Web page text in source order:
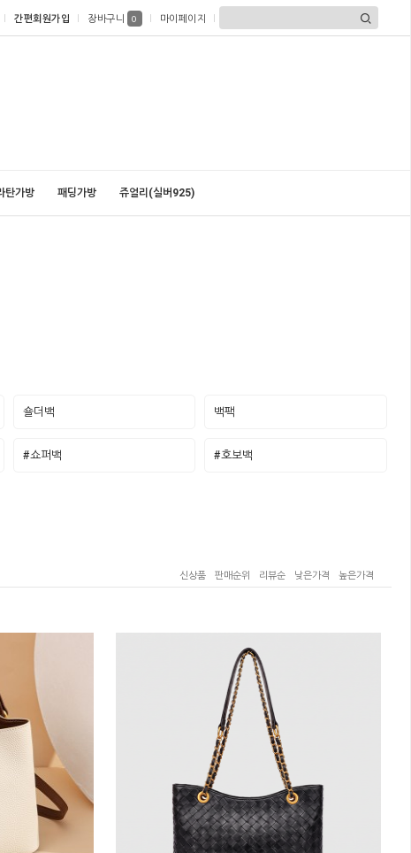
간편회원가입 장바구니 0 마이페이지
탄가방 패딩가방 쥬얼리(실버925)
숄더백 백팩
#쇼퍼백 #호보백
신상품 판매순위 리뷰순 낮은가격 높은가격